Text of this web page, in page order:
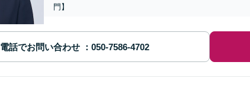
門】
電話でお問い合わせ